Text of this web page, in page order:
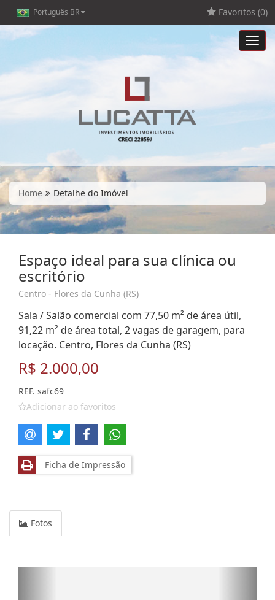
Português BR Favoritos (0)
Home Detalhe do Imóvel
Espaço ideal para sua clínica ou
escritório
Centro - Flores da Cunha (RS)
Sala / Salão comercial com 77,50 m² de área útil,
91,22 m² de área total, 2 vagas de garagem, para
locação. Centro, Flores da Cunha (RS)
R$ 2.000,00
REF. safc69
Adicionar ao favoritos
Ficha de Impressão
Fotos